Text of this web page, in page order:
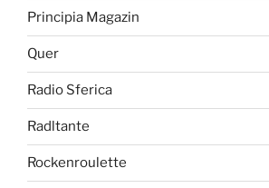
Principia Magazin
Quer
Radio Sferica
Radltante
Rockenroulette